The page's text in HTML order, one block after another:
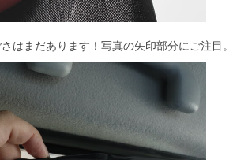
はまだあります！写真の矢印部分にご注目。